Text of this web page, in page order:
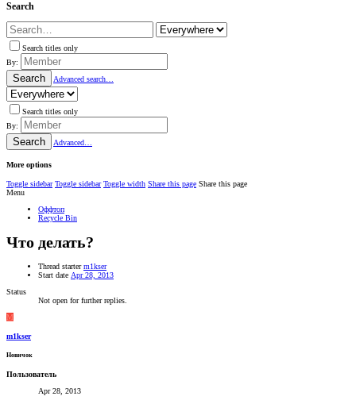
Search
Search titles only
By:
Search Advanced search…
Search titles only
By:
Search Advanced…
More options
Toggle sidebar Toggle sidebar Toggle width Share this page Share this page
Menu
Оффтоп
Recycle Bin
Что делать?
Thread starter m1kser
Start date Apr 28, 2013
Status
Not open for further replies.
M
m1kser
Новичок
Пользователь
Apr 28, 2013